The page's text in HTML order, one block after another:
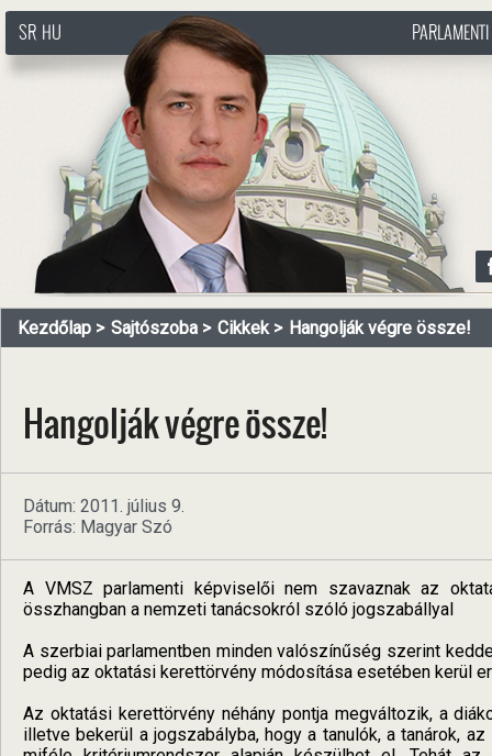
http://www.pasztorbalint.rs/hu
SR HU
Kezdőlap Sajtószoba Cikkek Hangolják végre össze!
Hangolják végre össze!
Dátum: 2011. július 9.
Forrás: Magyar Szó
A VMSZ parlamenti képviselői nem szavaznak az
összhangban a nemzeti tanácsokról szóló jogszabállyal
A szerbiai parlamentben minden valószínűség szerint
pedig az oktatási kerettörvény módosítása esetében kerül
Az oktatási kerettörvény néhány pontja megváltozik, a
illetve bekerül a jogszabályba, hogy a tanulók, a tanárok,